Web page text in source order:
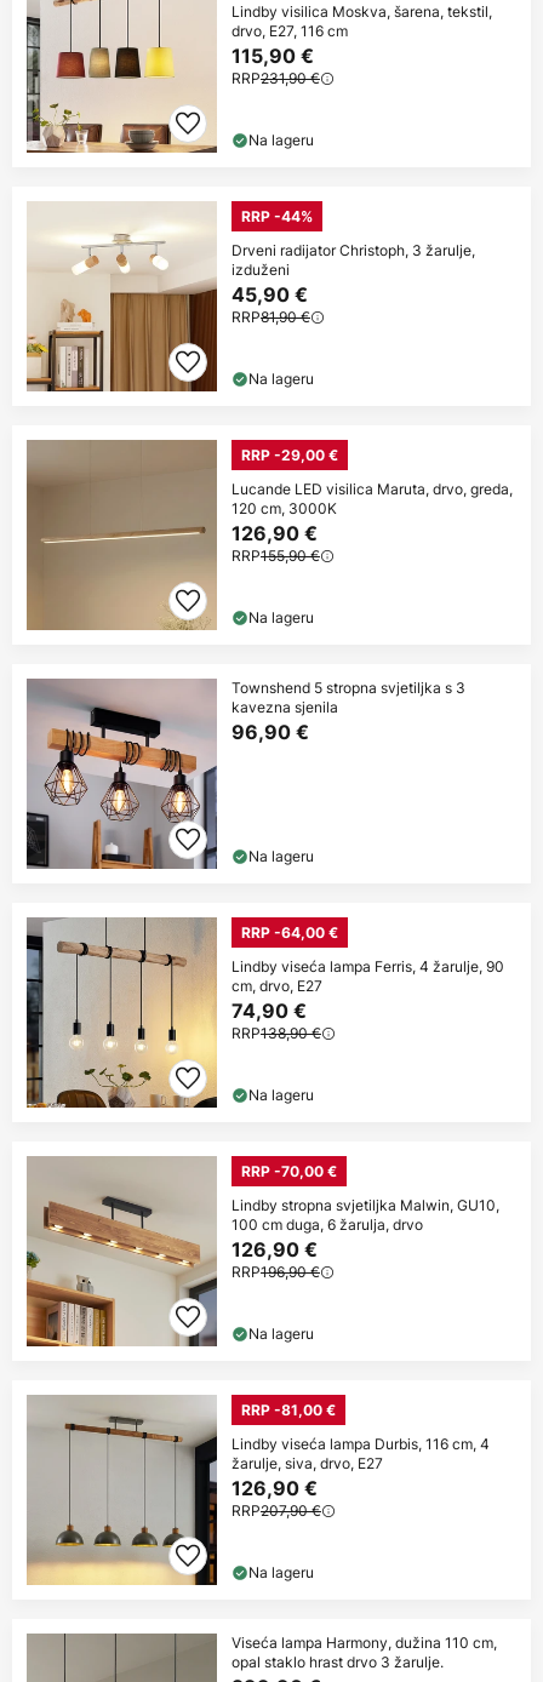
Lindby visilica Moskva, šarena, tekstil,
drvo, E27, 116 cm
115,90 €
RRP231,90 €
Na lageru
RRP -44%
Drveni radijator Christoph, 3 žarulje,
izduženi
45,90 €
RRP81,90 €
Na lageru
RRP -29,00 €
Lucande LED visilica Maruta, drvo, greda,
120 cm, 3000K
126,90 €
RRP155,90 €
Na lageru
Townshend 5 stropna svjetiljka s 3
kavezna sjenila
96,90 €
Na lageru
RRP -64,00 €
Lindby viseća lampa Ferris, 4 žarulje, 90
cm, drvo, E27
74,90 €
RRP138,90 €
Na lageru
RRP -70,00 €
Lindby stropna svjetiljka Malwin, GU10,
100 cm duga, 6 žarulja, drvo
126,90 €
RRP196,90 €
Na lageru
RRP -81,00 €
Lindby viseća lampa Durbis, 116 cm, 4
žarulje, siva, drvo, E27
126,90 €
RRP207,90 €
Na lageru
Viseća lampa Harmony, dužina 110 cm,
opal staklo hrast drvo 3 žarulje.